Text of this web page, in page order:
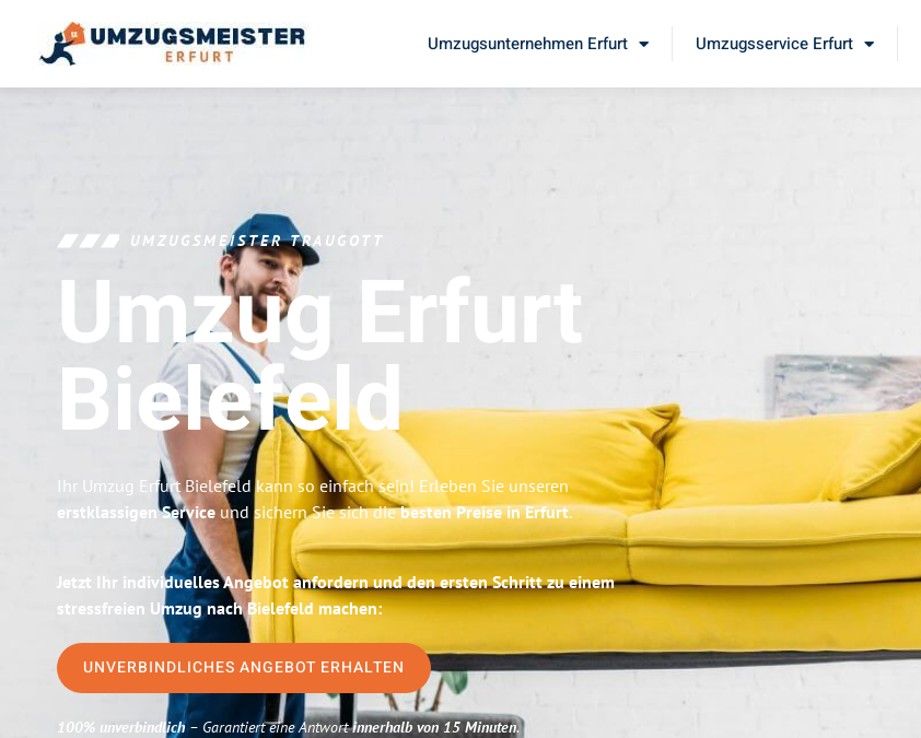
Umzugsunternehmen Erfurt Umzugsservice Erfurt
UMZUGSMEISTER TRAUGOTT
Umzug Erfurt
Bielefeld
Ihr Umzug Erfurt Bielefeld kann so einfach sein! Erleben Sie unseren
erstklassigen Service und sichern Sie sich diebesten Preise in Erfurt.
Jetzt Ihr individuelles Angebot anfordern und den ersten Schritt zu einem
stressfreien Umzug nach Bielefeld machen:
UNVERBINDLICHES ANGEBOT ERHALTEN
100% unverbindlich– Garantiert eine Antwortinnerhalb von 15 Minuten.